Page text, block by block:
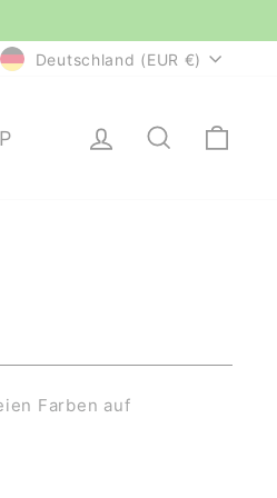
WÄHRUNG
Deutschland (EUR €)
EINLOGGEN
SUCHE
Farben auf